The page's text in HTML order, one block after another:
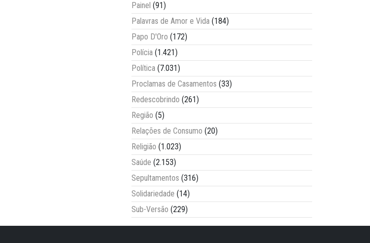
Painel (91)
Palavras de Amor e Vida (184)
Papo D'Oro (172)
Polícia (1.421)
Política (7.031)
Proclamas de Casamentos (33)
Redescobrindo (261)
Região (5)
Relações de Consumo (20)
Religião (1.023)
Saúde (2.153)
Sepultamentos (316)
Solidariedade (14)
Sub-Versão (229)